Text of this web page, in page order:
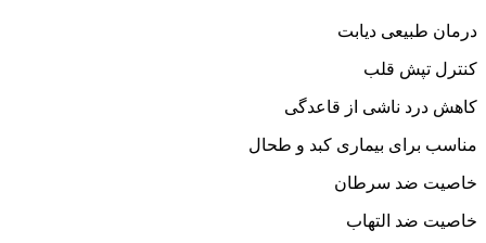
درمان طبیعی دیابت
کنترل تپش قلب
کاهش درد ناشی از قاعدگی
مناسب برای بیماری کبد و طحال
خاصیت ضد سرطان
خاصیت ضد التهاب